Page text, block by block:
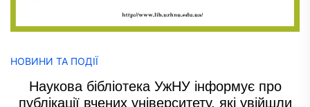
НОВИНИ ТА ПОДІЇ
Наукова бібліотека УжНУ інформує про
публікації вчених університету, які увійшли